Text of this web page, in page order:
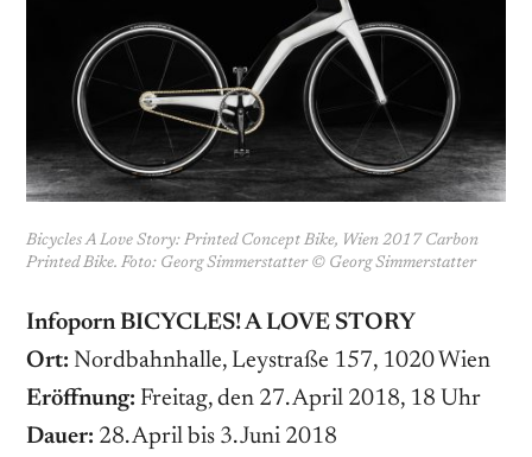
Bicycles A Love Story: Printed Concept Bike, Wien 2017 Carbon
Printed Bike. Foto: Georg Simmerstatter © Georg Simmerstatter
Infoporn BICYCLES! A LOVE STORY
Ort: Nordbahnhalle, Leystraße 157, 1020 Wien
Eröffnung: Freitag, den 27. April 2018, 18 Uhr
Dauer: 28. April bis 3. Juni 2018